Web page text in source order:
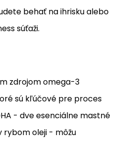
behať na ihrisku alebo
súťaži.
zdrojom omega-3
sú kľúčové pre proces
- dve esenciálne mastné
rybom oleji - môžu